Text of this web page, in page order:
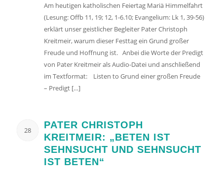
Am heutigen katholischen Feiertag Mariä Himmelfahrt
(Lesung: Offb 11, 19; 12, 1-6.10; Evangelium: Lk 1, 39-56)
erklärt unser geistlicher Begleiter Pater Christoph
Kreitmeir, warum dieser Festtag ein Grund großer
Freude und Hoffnung ist. Anbei die Worte der Predigt
von Pater Kreitmeir als Audio-Datei und anschließend
im Textformat: Listen to Grund einer großen Freude
– Predigt […]
28
PATER CHRISTOPH
KREITMEIR: „BETEN IST
SEHNSUCHT UND SEHNSUCHT
IST BETEN“